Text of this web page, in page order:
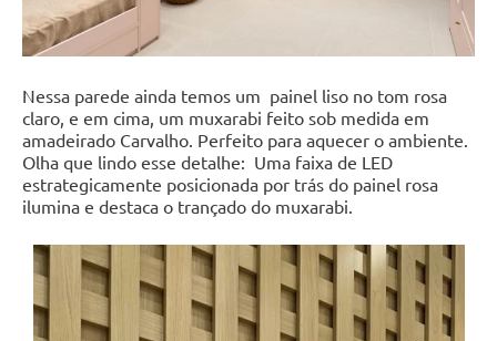
Nessa parede ainda temos um painel liso no tom rosa
claro, e em cima, um muxarabi feito sob medida em
amadeirado Carvalho. Perfeito para aquecer o ambiente.
Olha que lindo esse detalhe: Uma faixa de LED
estrategicamente posicionada por trás do painel rosa
ilumina e destaca o trançado do muxarabi.